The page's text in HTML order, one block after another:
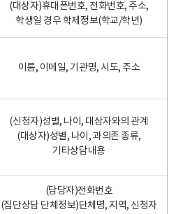
(대상자)휴대폰번호, 전화번호, 주소,
학생일 경우 학제정보(학교/학년)
이름, 이메일, 기관명, 시도, 주소
(신청자)성별, 나이, 대상자와의 관계
(대상자)성별, 나이, 과의존 종류,
기타상담내용
(담당자)전화번호
(집단상담 단체정보)단체명, 지역, 신청자